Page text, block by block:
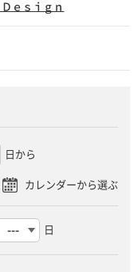
ｅｓｉｇｎ
日から
日